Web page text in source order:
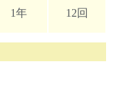
1年 12回